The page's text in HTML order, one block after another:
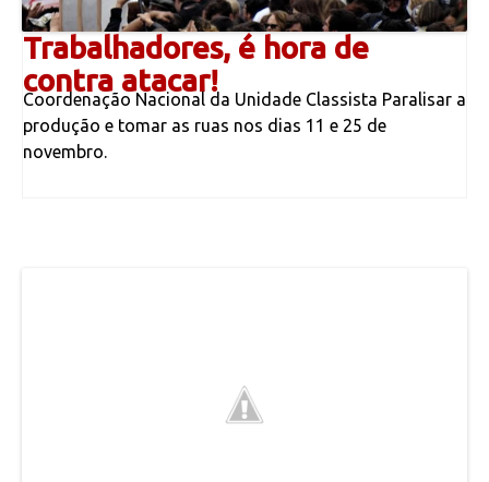
Trabalhadores, é hora de
contra atacar!
Coordenação Nacional da Unidade Classista Paralisar a
produção e tomar as ruas nos dias 11 e 25 de
novembro.